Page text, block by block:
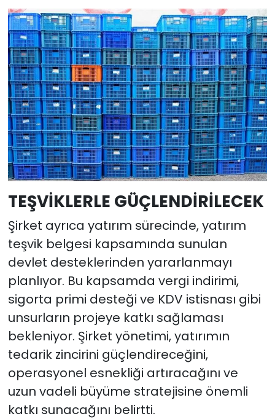
TEŞVİKLERLE GÜÇLENDİRİLECEK
Şirket ayrıca yatırım sürecinde, yatırım
teşvik belgesi kapsamında sunulan
devlet desteklerinden yararlanmayı
planlıyor. Bu kapsamda vergi indirimi,
sigorta primi desteği ve KDV istisnası gibi
unsurların projeye katkı sağlaması
bekleniyor. Şirket yönetimi, yatırımın
tedarik zincirini güçlendireceğini,
operasyonel esnekliği artıracağını ve
uzun vadeli büyüme stratejisine önemli
katkı sunacağını belirtti.